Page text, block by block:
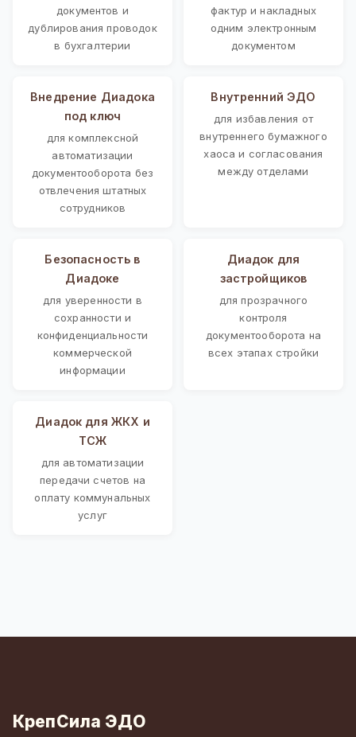
документов и
дублирования проводок
в бухгалтерии
фактур и накладных
одним электронным
документом
Внедрение Диадока
под ключ
для комплексной
автоматизации
документооборота без
отвлечения штатных
сотрудников
Внутренний ЭДО
для избавления от
внутреннего бумажного
хаоса и согласования
между отделами
Безопасность в
Диадоке
для уверенности в
сохранности и
конфиденциальности
коммерческой
информации
Диадок для
застройщиков
для прозрачного
контроля
документооборота на
всех этапах стройки
Диадок для ЖКХ и
ТСЖ
для автоматизации
передачи счетов на
оплату коммунальных
услуг
КрепСила ЭДО